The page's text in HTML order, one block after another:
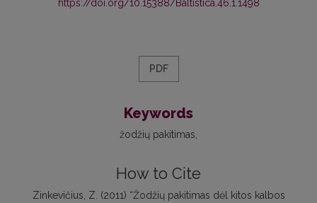
https://doi.org/10.15388/Baltistica.46.1.1498
PDF
Keywords
žodžių pakitimas
How to Cite
Zinkevičius, Z. (2011) “Žodžių pakitimas dėl kitos kalbos